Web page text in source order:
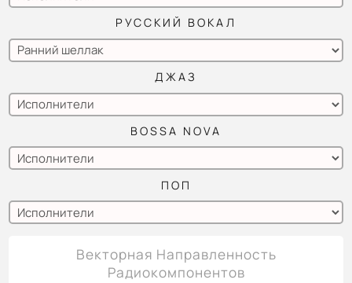
РУССКИЙ ВОКАЛ
ДЖАЗ
BOSSA NOVA
ПОП
Векторная Направленность
Радиокомпонентов